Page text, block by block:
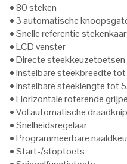
• 80 steken
• 3 automatische
• Snelle referentie
• LCD venster
• Directe steekkeuzetoetsen
• Instelbare steekbreedte
• Instelbare steeklengte tot
• Horizontale roterende
• Vol automatische
• Snelheidsregelaar
• Programmeerbare
• Start-/stoptoets